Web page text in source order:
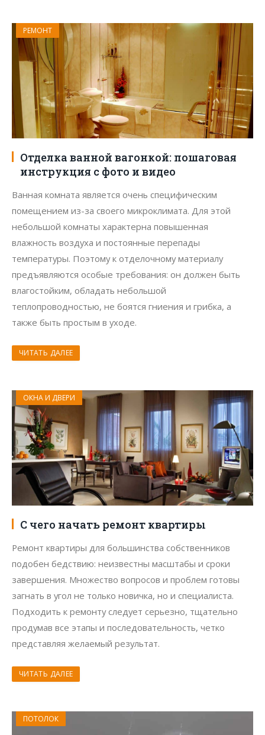
РЕМОНТ
Отделка ванной вагонкой: пошаговая
инструкция с фото и видео
Ванная комната является очень специфическим
помещением из-за своего микроклимата. Для этой
небольшой комнаты характерна повышенная
влажность воздуха и постоянные перепады
температуры. Поэтому к отделочному материалу
предъявляются особые требования: он должен быть
влагостойким, обладать небольшой
теплопроводностью, не боятся гниения и грибка, а
также быть простым в уходе.
ЧИТАТЬ ДАЛЕЕ
ОКНА И ДВЕРИ
С чего начать ремонт квартиры
Ремонт квартиры для большинства собственников
подобен бедствию: неизвестны масштабы и сроки
завершения. Множество вопросов и проблем готовы
загнать в угол не только новичка, но и специалиста.
Подходить к ремонту следует серьезно, тщательно
продумав все этапы и последовательность, четко
представляя желаемый результат.
ЧИТАТЬ ДАЛЕЕ
ПОТОЛОК